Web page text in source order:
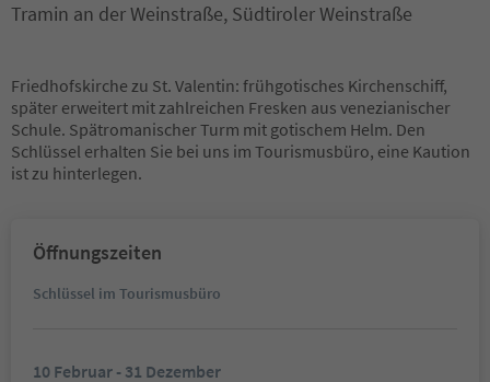
Tramin an der Weinstraße, Südtiroler Weinstraße
Friedhofskirche zu St. Valentin: frühgotisches Kirchenschiff,
später erweitert mit zahlreichen Fresken aus venezianischer
Schule. Spätromanischer Turm mit gotischem Helm. Den
Schlüssel erhalten Sie bei uns im Tourismusbüro, eine Kaution
ist zu hinterlegen.
Öffnungszeiten
Schlüssel im Tourismusbüro
10 Februar - 31 Dezember